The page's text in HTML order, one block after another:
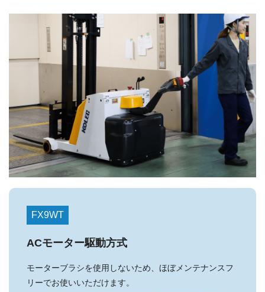
FX9WT
ACモーター駆動方式
モーターブラシを使用しないため、ほぼメンテナンスフ
リーでお使いいただけます。